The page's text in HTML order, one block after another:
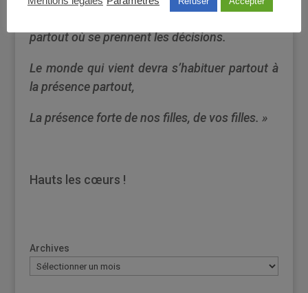
partout où se prennent les décisions.
Le monde qui vient devra s’habituer partout à
la présence partout,
La présence forte de nos filles, de vos filles. »
Hauts les cœurs !
Archives